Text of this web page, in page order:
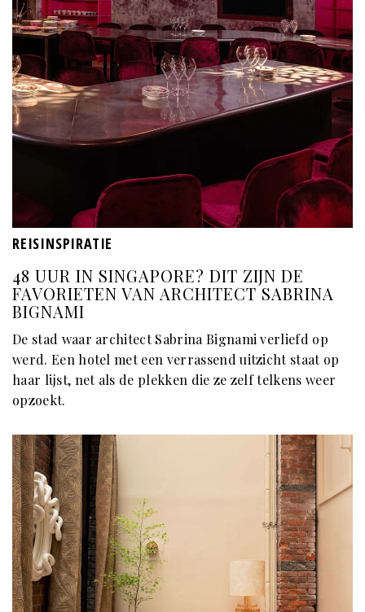
REISINSPIRATIE
48 UUR IN SINGAPORE? DIT ZIJN DE
FAVORIETEN VAN ARCHITECT SABRINA
BIGNAMI
De stad waar architect Sabrina Bignami verliefd op
werd. Een hotel met een verrassend uitzicht staat op
haar lijst, net als de plekken die ze zelf telkens weer
opzoekt.